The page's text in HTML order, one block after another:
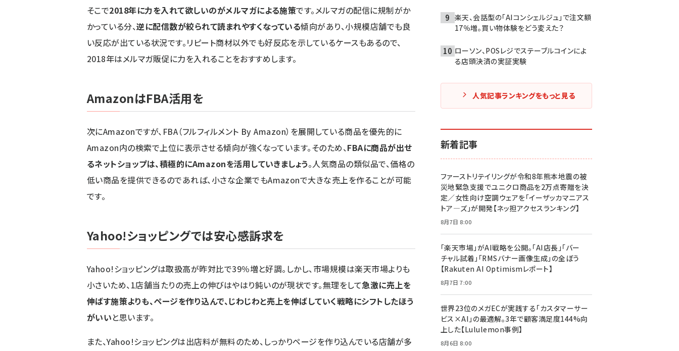
そこで2018年に力を入れて欲しいのがメルマガによる施策です。メルマガの配信に規制がか
かっている分、逆に配信数が絞られて読まれやすくなっている傾向があり、小規模店舗でも良
い反応が出ている状況です。リピート商材以外でも好反応を示しているケースもあるので、
2018年はメルマガ販促に力を入れることをおすすめします。
AmazonはFBA活用を
次にAmazonですが、FBA（フルフィルメント By Amazon）を展開している商品を優先的に
Amazon内の検索で上位に表示させる傾向が強くなっています。そのため、FBAに商品が出せ
るネットショップは、積極的にAmazonを活用していきましょう。人気商品の類似品で、価格の
低い商品を提供できるのであれば、小さな企業でもAmazonで大きな売上を作ることが可能
です。
Yahoo!ショッピングでは安心感訴求を
Yahoo!ショッピングは取扱高が昨対比で39％増と好調。しかし、市場規模は楽天市場よりも
小さいため、1店舗当たりの売上の伸びはやはり鈍いのが現状です。無理をして急激に売上を
伸ばす施策よりも、ページを作り込んで、じわじわと売上を伸ばしていく戦略にシフトしたほう
がいいと思います。
また、Yahoo!ショッピングは出店料が無料のため、しっかりページを作り込んでいる店舗が多
楽天、会話型の「AIコンシェルジュ」で注文額
17％増。買い物体験をどう変えた？
ローソン、POSレジでステーブルコインによ
る店頭決済の実証実験
人気記事ランキングをもっと見る
新着記事
ファーストリテイリングが令和8年熊本地震の被
災地緊急支援でユニクロ商品を2万点寄贈を決
定／女性向け空調ウェアを「イーザッカマニアス
トア―ズ」が開発【ネッ担アクセスランキング】
8月7日 8:00
「楽天市場」がAI戦略を公開。「AI店長」「バー
チャル試着」「RMSバナー画像生成」の全ぼう
【Rakuten AI Optimismレポート】
8月7日 7:00
世界23位のメガECが実践する「カスタマーサー
ビス×AI」の最適解。3年で顧客満足度144%向
上した【Lululemon事例】
8月6日 8:00